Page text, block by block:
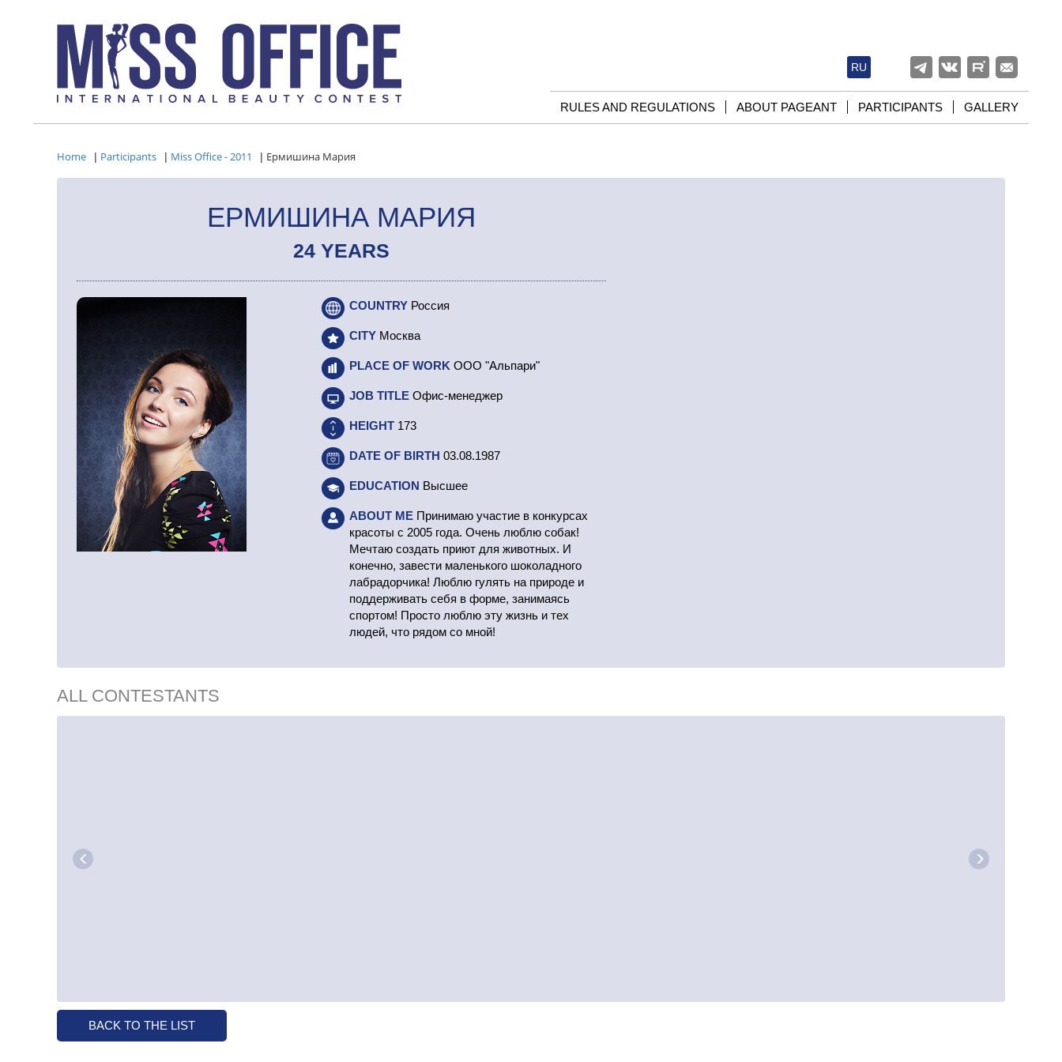
RU
RULES AND REGULATIONS ABOUT PAGEANT PARTICIPANTS GALLERY
Home | Participants | Miss Office - 2011 | Ермишина Мария
ЕРМИШИНА МАРИЯ
24 YEARS
COUNTRY Россия
CITY Москва
PLACE OF WORK ООО "Альпари"
JOB TITLE Офис-менеджер
HEIGHT 173
DATE OF BIRTH 03.08.1987
EDUCATION Высшее
ABOUT ME Принимаю участие в конкурсах
красоты с 2005 года. Очень люблю собак!
Мечтаю создать приют для животных. И
конечно, завести маленького шоколадного
лабрадорчика! Люблю гулять на природе и
поддерживать себя в форме, занимаясь
спортом! Просто люблю эту жизнь и тех
людей, что рядом со мной!
ALL CONTESTANTS
BACK TO THE LIST